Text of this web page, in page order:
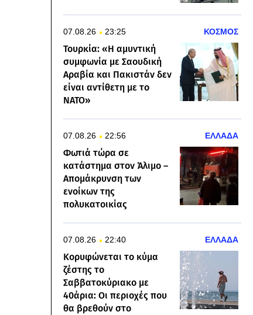
07.08.26 23:25 ΚΟΣΜΟΣ
Τουρκία: «Η αμυντική
συμφωνία με Σαουδική
Αραβία και Πακιστάν δεν
είναι αντίθετη με το
ΝΑΤΟ»
07.08.26 22:56 ΕΛΛΑΔΑ
Φωτιά τώρα σε
κατάστημα στον Άλιμο –
Απομάκρυνση των
ενοίκων της
πολυκατοικίας
07.08.26 22:40 ΕΛΛΑΔΑ
Κορυφώνεται το κύμα
ζέστης το
Σαββατοκύριακο με
40άρια: Οι περιοχές που
θα βρεθούν στο